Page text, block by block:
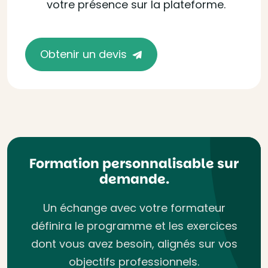
votre présence sur la plateforme.
Obtenir un devis
Formation personnalisable sur
demande.
Un échange avec votre formateur
définira le programme et les exercices
dont vous avez besoin, alignés sur vos
objectifs professionnels.